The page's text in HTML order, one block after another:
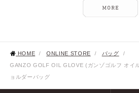
HOME / ONLINE STORE / バッグ
/
GANZO GOLF OIL GLOVE (ガンゾゴルフ オイ
ョルダーバッグ